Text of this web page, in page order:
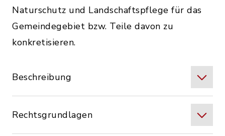
Naturschutz und Landschaftspflege für das
Gemeindegebiet bzw. Teile davon zu
konkretisieren.
Beschreibung
Rechtsgrundlagen